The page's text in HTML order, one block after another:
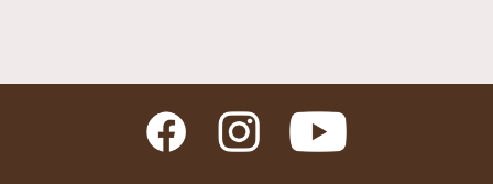
Facebook Instagram